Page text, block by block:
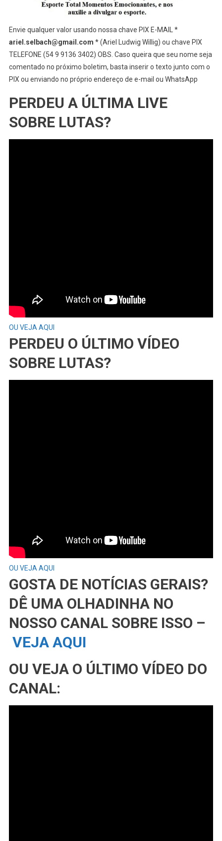
Envie qualquer valor usando nossa chave PIX E-MAIL *
ariel.selbach@gmail.com * (Ariel Ludwig Willig) ou chave PIX
TELEFONE (54 9 9136 3402) OBS. Caso queira que seu nome seja
comentado no próximo boletim, basta inserir o texto junto com o
PIX ou enviando no próprio endereço de e-mail ou WhatsApp
PERDEU A ÚLTIMA LIVE
SOBRE LUTAS?
OU VEJA AQUI
PERDEU O ÚLTIMO VÍDEO
SOBRE LUTAS?
OU VEJA AQUI
GOSTA DE NOTÍCIAS GERAIS?
DÊ UMA OLHADINHA NO
NOSSO CANAL SOBRE ISSO –
VEJA AQUI
OU VEJA O ÚLTIMO VÍDEO DO
CANAL: